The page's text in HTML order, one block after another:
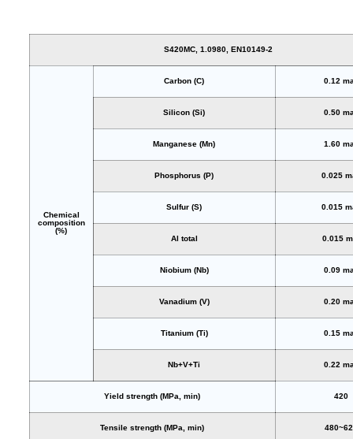
S420MC, 1.0980, EN10149-2
Chemical
composition
(%)
Carbon (C) 0.12
Silicon (Si) 0.50
Manganese (Mn) 1.60
Phosphorus (P) 0.025
Sulfur (S) 0.015
Al total 0.015
Niobium (Nb) 0.09
Vanadium (V) 0.20
Titanium (Ti) 0.15
Nb+V+Ti 0.22
Yield strength (MPa, min) 420
Tensile strength (MPa, min)